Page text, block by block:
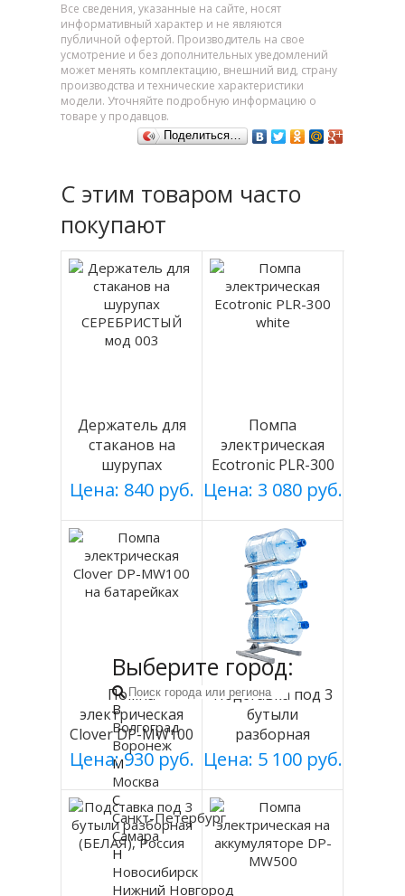
Все сведения, указанные на сайте, носят
информативный характер и не являются
публичной офертой. Производитель на свое
усмотрение и без дополнительных уведомлений
может менять комплектацию, внешний вид, страну
производства и технические характеристики
модели. Уточняйте подробную информацию о
товаре у продавцов.
Поделиться…
С этим товаром часто
покупают
Держатель для
стаканов на
шурупах
СЕРЕБРИСТЫЙ
мод 003
Цена: 840 руб.
Помпа
электрическая
Ecotronic PLR-300
white
Цена: 3 080 руб.
Помпа
электрическая
Clover DP-MW100
на батарейках
Цена: 930 руб.
Подставка под 3
бутыли
разборная
(СЕРАЯ), Россия
Цена: 5 100 руб.
Выберите город:
В
Волгоград
Воронеж
М
Москва
С
Санкт-Петербург
Самара
Н
Новосибирск
Нижний Новгород